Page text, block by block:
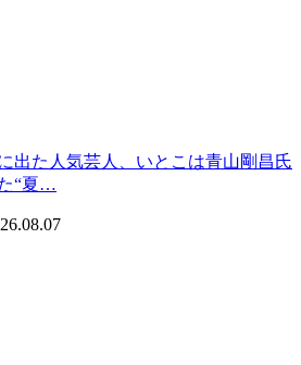
出た人気芸人、いとこは青山剛昌氏
“夏…